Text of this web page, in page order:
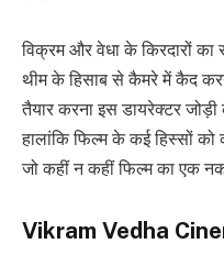
विक्रम और वेधा के किरदारों का
थीम के हिसाब से कैमरे में कैद
तैयार करना इस डायरेक्टर
हालांकि फिल्म के कई हिस्सों को
जो कहीं न कहीं फिल्म का एक
Vikram Vedha